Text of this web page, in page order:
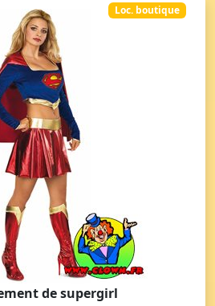
Loc. boutique
de supergirl